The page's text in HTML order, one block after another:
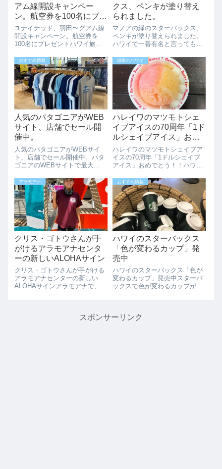
アム線開設キャンペー
ン。航空券を100名にプレ
ゼント
ユナイテッド、羽田〜グアム線
開設キャンペーン。航空券を
100名にプレゼントハワイ旅行
航空が羽田〜グアム線開設でキ
ャンペーンを実施しています。
エコノミー往復2.5万円、航空券
100名にプレゼント。ユナイテ
ッド航空が...
クス、ペンキが塗り替え
られました。
マノアの緑のスターバックス、
ペンキが塗り替えられました。
ハワイで一番有名と言ってもい
クス。ブルーノマーズが通った
とも言われていて、ここに来て
写真を撮る方も多いですね。こ
のマノアのスターバックスです
が、最近壁のペン...
おすすめ情報
人気のパタゴニアがWEB
サイト、店舗でセール開
催中。
人気のパタゴニアがWEBサイ
ト、店舗でセール開催中。パタ
ゴニアのWEBサイトで最大
オアフ島のワード、ハレイワの
パタゴニアの実店舗でもセール
実施していますのでパタゴニア
ファンの方はこの機会をお見逃
しなく。WEB...
頑張れハワイ
ハレイワのマツモトシェ
イブアイスの70周年「1ド
ルシェイブアイス」おめ
でとう！！
ハレイワのマツモトシェイブア
イスの70周年「1ドルシェイブ
アイス」おめでとう！！ハワイ
ェイブアイスが70周年記念で
す。なんと1951年から営業して
いるんですね、すごい！！2021
年2月13日（土）10AM-6PM...
アラモアナ
クリス・ゴトウさんが手
がけるアラモアナセンタ
ーの新しいALOHAサイン
クリス・ゴトウさんが手がける
アラモアナセンターの新しい
ALOHAサインアラモアナで、ク
のセンターコートに設置されて
おすすめ情報
ハワイのスターバックス
「色が変わるカップ」発
売中
ハワイのスターバックス「色が
変わるカップ」発売中スターバ
ックスで色が変わるカップが発
ると色が変わるというカップで
スポンサーリンク